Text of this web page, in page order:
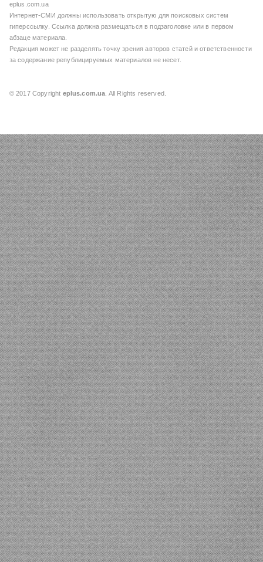
eplus.com.ua
Интернет-СМИ должны использовать открытую для поисковых систем
гиперссылку. Ссылка должна размещаться в подзаголовке или в первом
абзаце материала.
Редакция может не разделять точку зрения авторов статей и ответственности
за содержание републицируемых материалов не несет.
© 2017 Copyright eplus.com.ua . All Rights reserved.